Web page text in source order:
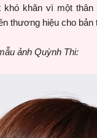
khăn vì một
thương hiệu cho bản
ảnh Quỳnh Thi: